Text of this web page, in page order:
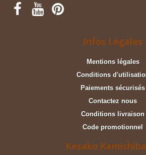
Infos Légales
Mentions légales
Conditions
Paiements sécurisés
Contactez nous
Conditions livraison
Code promotionnel
Kesako